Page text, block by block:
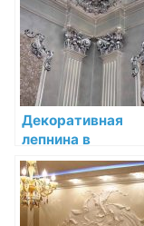
Декоративная
лепнина в
интерьере
классицизма:
элегантность и
строгость